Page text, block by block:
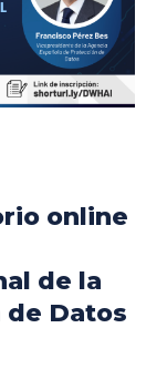
online
de la
Datos